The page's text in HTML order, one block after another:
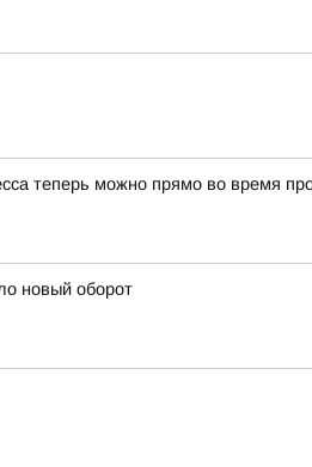
теперь можно прямо во время
новый оборот